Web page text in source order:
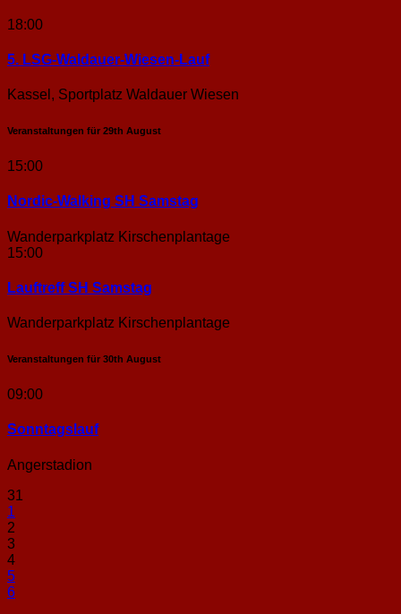
18:00
5. LSG-Waldauer-Wiesen-Lauf
Kassel, Sportplatz Waldauer Wiesen
Veranstaltungen für 29th August
15:00
Nordic-Walking SH Samstag
Wanderparkplatz Kirschenplantage
15:00
Lauftreff SH Samstag
Wanderparkplatz Kirschenplantage
Veranstaltungen für 30th August
09:00
Sonntags­lauf
Angerstadion
31
1
2
3
4
5
6